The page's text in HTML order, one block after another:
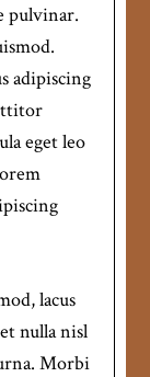
pulvinar.
adipiscing
eget leo
lacus
nulla nisl
Morbi